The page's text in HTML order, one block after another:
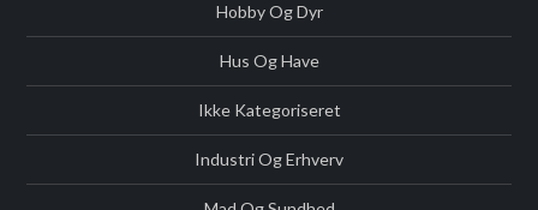
Hobby Og Dyr
Hus Og Have
Ikke Kategoriseret
Industri Og Erhverv